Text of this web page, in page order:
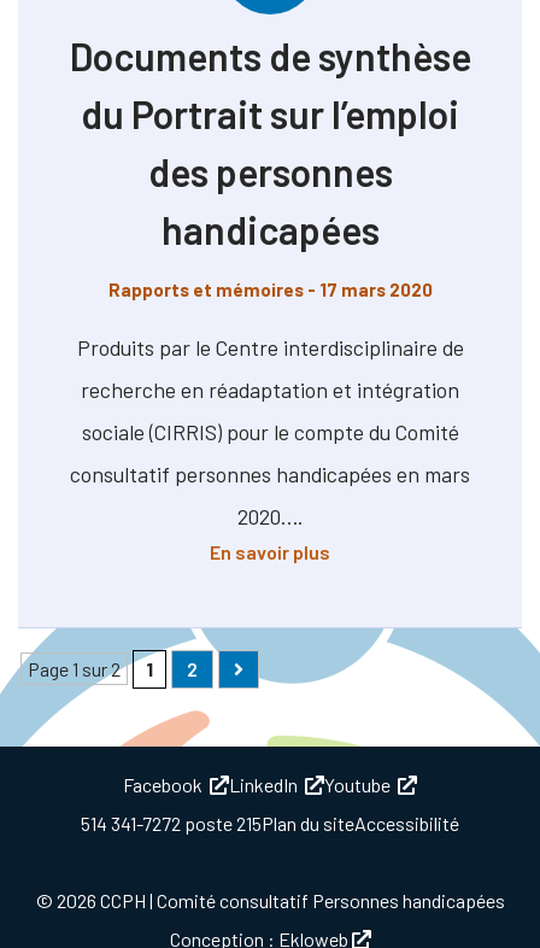
Documents de synthèse
du Portrait sur l’emploi
des personnes
handicapées
Rapports et mémoires- 17 mars 2020
Produits par le Centre interdisciplinaire de
recherche en réadaptation et intégration
sociale (CIRRIS) pour le compte du Comité
consultatif personnes handicapées en mars
2020….
En savoir plus
Page 1 sur 2 Page
1 (actuellement sélectionnée)
Page
2 Page suivante
© 2026 CCPH | Comité consultatif Personnes handicapées
Conception : Ekloweb (this link will open in
Facebook (this link will open in a new window)
LinkedIn (this link will open in a
Youtube
(this link will
514 341-7272 poste 215Plan du siteAccessibilité